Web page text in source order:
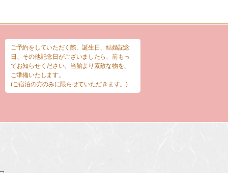
ご予約をしていただく際、誕生日、結婚記念
日、その他記念日がございましたら、前もっ
てお知らせください。当館より素敵な物を、
ご準備いたします。
(ご宿泊の方のみに限らせていただきます。)